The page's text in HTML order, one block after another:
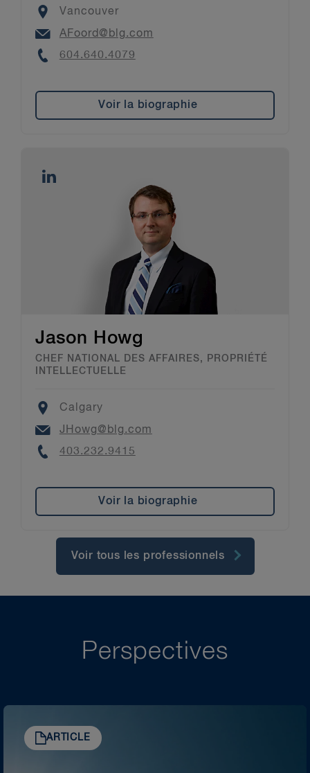
Location
Vancouver
Email
AFoord@blg.com
Phone
604.640.4079
Voir la biographie
Jason Howg
CHEF NATIONAL DES AFFAIRES, PROPRIÉTÉ
INTELLECTUELLE
Location
Calgary
Email
JHowg@blg.com
Phone
403.232.9415
Voir la biographie
Voir tous les professionnels
Perspectives
ARTICLE